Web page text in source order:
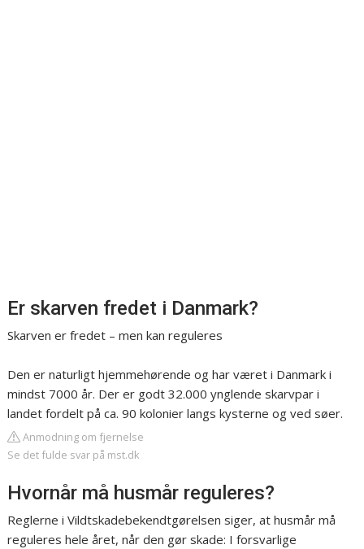
Er skarven fredet i Danmark?
Skarven er fredet – men kan reguleres
Den er naturligt hjemmehørende og har været i Danmark i
mindst 7000 år. Der er godt 32.000 ynglende skarvpar i
landet fordelt på ca. 90 kolonier langs kysterne og ved søer.
Anmodning om fjernelse
Se det fulde svar på mst.dk
Hvornår må husmår reguleres?
Reglerne i Vildtskadebekendtgørelsen siger, at husmår må
reguleres hele året, når den gør skade: I forsvarlige